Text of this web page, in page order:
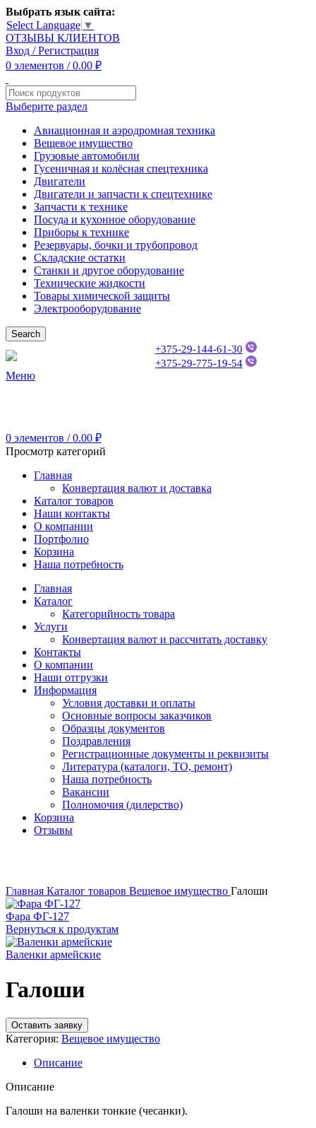
Выбрать язык сайта:
Select Language ▼
ОТЗЫВЫ КЛИЕНТОВ
Вход / Регистрация
0 элементов / 0.00 ₽
Выберите раздел
Авиационная и аэродромная техника
Вещевое имущество
Грузовые автомобили
Гусеничная и колёсная спецтехника
Двигатели
Двигатели и запчасти к спецтехнике
Запчасти к технике
Посуда и кухонное оборудование
Приборы к технике
Резервуары, бочки и трубопровод
Складские остатки
Станки и другое оборудование
Технические жидкости
Товары химической защиты
Электрооборудование
Search
+375-29-144-61-30
+375-29-775-19-54
Меню
0 элементов / 0.00 ₽
Просмотр категорий
Главная
Конвертация валют и доставка
Каталог товаров
Наши контакты
О компании
Портфолио
Корзина
Наша потребность
Главная
Каталог
Категорийность товара
Услуги
Конвертация валют и рассчитать доставку
Контакты
О компании
Наши отгрузки
Информация
Условия доставки и оплаты
Основные вопросы заказчиков
Образцы документов
Поздравления
Регистрационные документы и реквизиты
Литература (каталоги, ТО, ремонт)
Наша потребность
Вакансии
Полномочия (дилерство)
Корзина
Отзывы
Главная Каталог товаров Вещевое имущество Галоши
Фара ФГ-127
Вернуться к продуктам
Валенки армейские
Галоши
Оставить заявку
Категория: Вещевое имущество
Описание
Описание
Галоши на валенки тонкие (чесанки).